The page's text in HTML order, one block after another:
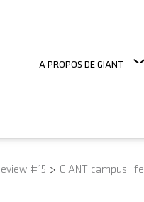
A PROPOS DE GIANT
#15 > GIANT campus life